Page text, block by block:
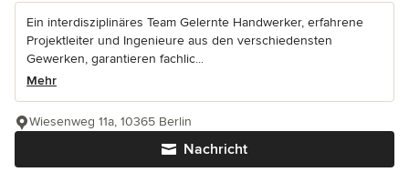
Ein interdisziplinäres Team Gelernte Handwerker, erfahrene
Projektleiter und Ingenieure aus den verschiedensten
Gewerken, garantieren fachlic...
Mehr
Nachricht
Wiesenweg 11a, 10365 Berlin